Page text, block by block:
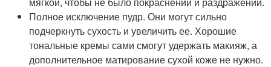
Полное исключение пудр. Они могут сильно
подчеркнуть сухость и увеличить ее. Хорошие
тональные кремы сами смогут удержать макияж, а
дополнительное матирование сухой коже не нужно.